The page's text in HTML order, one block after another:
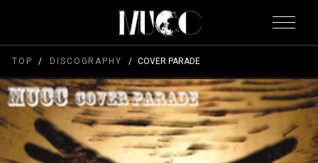
TOP DISCOGRAPHY COVER PARADE